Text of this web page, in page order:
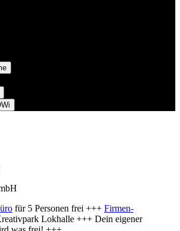
für 5 Personen frei +++ Firmen-
Lokhalle +++ Dein eigener